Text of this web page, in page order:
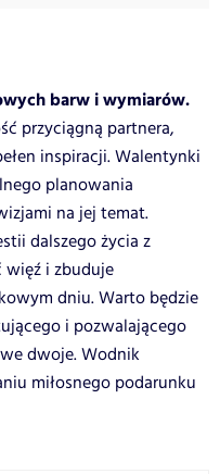
barw i wymiarów.
przyciągną partnera,
inspiracji. Walentynki
planowania
na jej temat.
dalszego życia z
więź i zbuduje
dniu. Warto będzie
i pozwalającego
dwoje. Wodnik
miłosnego podarunku